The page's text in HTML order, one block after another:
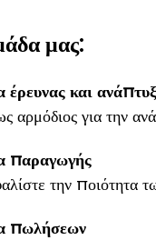
μας:
έρευνας και
αρμόδιος για την
παραγωγής
την ποιότητα
πωλήσεων